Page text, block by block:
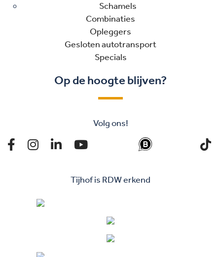
Schamels
Combinaties
Opleggers
Gesloten autotransport
Specials
Op de hoogte blijven?
Volg ons!
Tijhof is RDW erkend